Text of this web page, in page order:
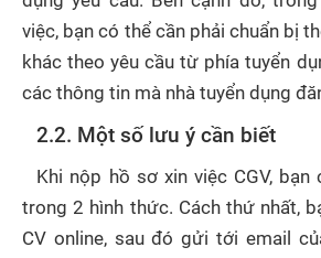
việc, bạn có thể cần phải chuẩn bị
khác theo yêu cầu từ phía tuyển
các thông tin mà nhà tuyển dụng
2.2. Một số lưu ý cần biết
Khi nộp hồ sơ xin việc CGV,
trong 2 hình thức. Cách thứ nhất,
CV online, sau đó gửi tới email